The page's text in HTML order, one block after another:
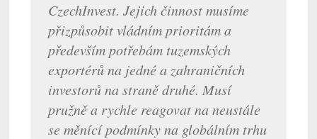
CzechInvest. Jejich činnost musíme
přizpůsobit vládním prioritám a
především potřebám tuzemských
exportérů na jedné a zahraničních
investorů na straně druhé. Musí
pružně a rychle reagovat na neustále
se měnící podmínky na globálním trhu